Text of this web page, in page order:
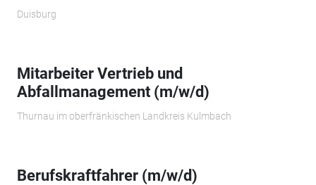
Duisburg
Mitarbeiter Vertrieb und
Abfallmanagement (m/w/d)
Thurnau im oberfränkischen Landkreis Kulmbach
Berufskraftfahrer (m/w/d)